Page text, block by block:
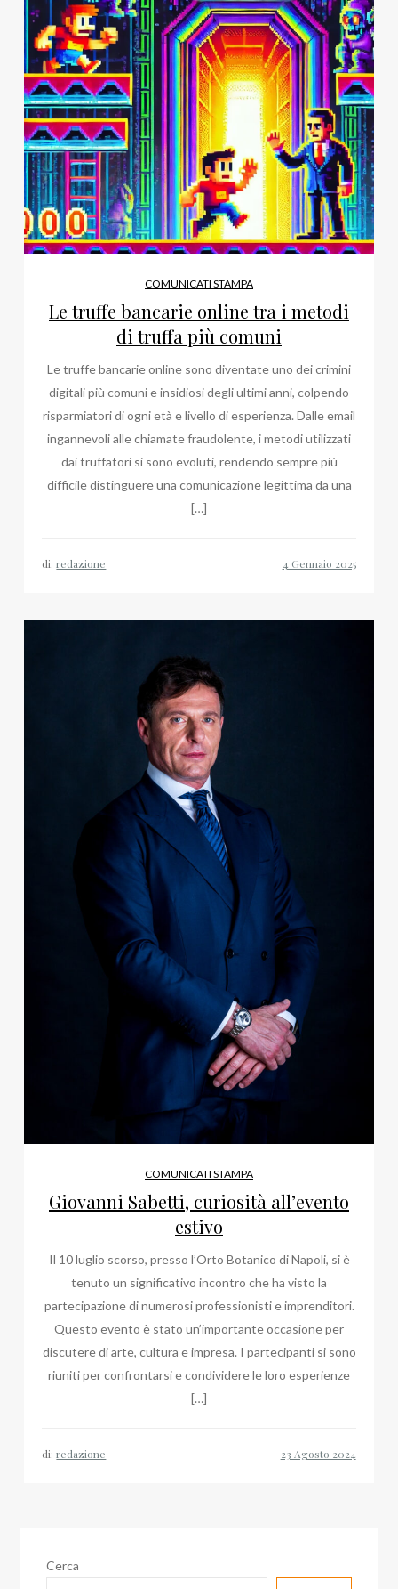
COMUNICATI STAMPA
Le truffe bancarie online tra i metodi
di truffa più comuni
Le truffe bancarie online sono diventate uno dei crimini
digitali più comuni e insidiosi degli ultimi anni, colpendo
risparmiatori di ogni età e livello di esperienza. Dalle email
ingannevoli alle chiamate fraudolente, i metodi utilizzati
dai truffatori si sono evoluti, rendendo sempre più
difficile distinguere una comunicazione legittima da una
[…]
di:redazione
COMUNICATI STAMPA
Giovanni Sabetti, curiosità all’evento
estivo
Il 10 luglio scorso, presso l’Orto Botanico di Napoli, si è
tenuto un significativo incontro che ha visto la
partecipazione di numerosi professionisti e imprenditori.
Questo evento è stato un’importante occasione per
discutere di arte, cultura e impresa. I partecipanti si sono
riuniti per confrontarsi e condividere le loro esperienze
[…]
di:redazione
Cerca